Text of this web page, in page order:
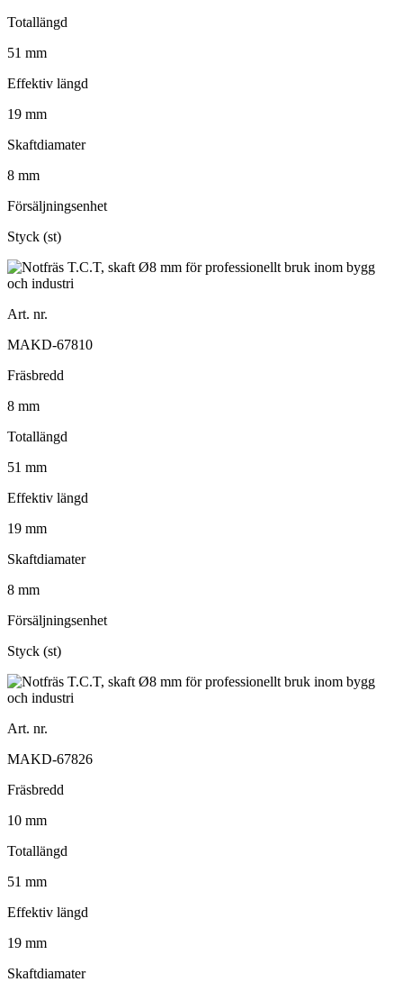
Totallängd
51 mm
Effektiv längd
19 mm
Skaftdiamater
8 mm
Försäljningsenhet
Styck (st)
Art. nr.
MAKD-67810
Fräsbredd
8 mm
Totallängd
51 mm
Effektiv längd
19 mm
Skaftdiamater
8 mm
Försäljningsenhet
Styck (st)
Art. nr.
MAKD-67826
Fräsbredd
10 mm
Totallängd
51 mm
Effektiv längd
19 mm
Skaftdiamater